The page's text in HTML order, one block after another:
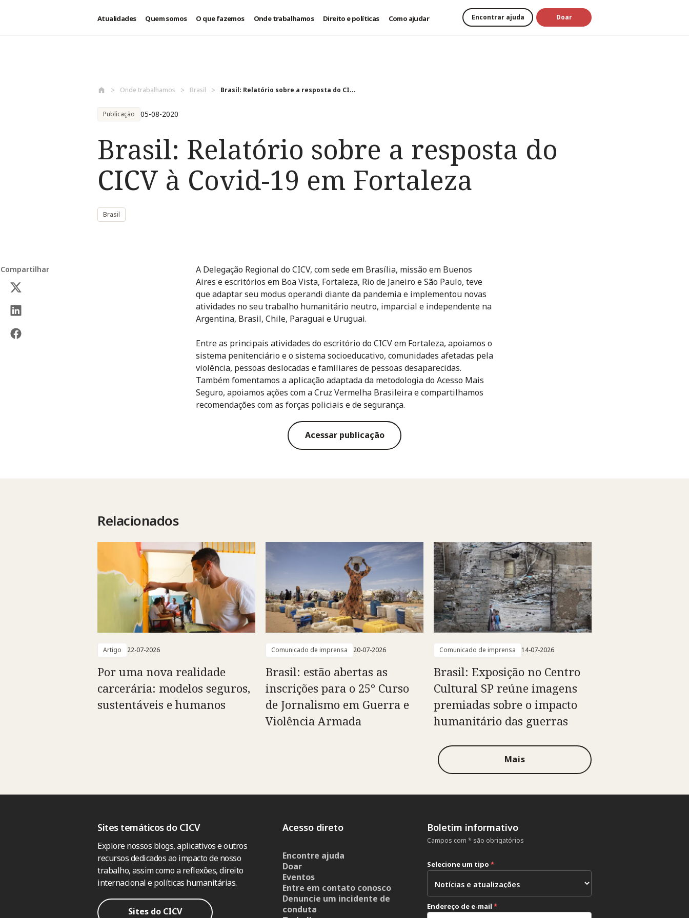
Atualidades Quem somos O que fazemos Onde trabalhamos Direito e políticas Como ajudar Encontrar ajuda Doar
Onde trabalhamos Brasil Brasil: Relatório sobre a resposta do CI...
Publicação 05-08-2020
Brasil: Relatório sobre a resposta do
CICV à Covid-19 em Fortaleza
Brasil
Compartilhar
A Delegação Regional do CICV, com sede em Brasília, missão em Buenos
Aires e escritórios em Boa Vista, Fortaleza, Rio de Janeiro e São Paulo, teve
que adaptar seu modus operandi diante da pandemia e implementou novas
atividades no seu trabalho humanitário neutro, imparcial e independente na
Argentina, Brasil, Chile, Paraguai e Uruguai.
Entre as principais atividades do escritório do CICV em Fortaleza, apoiamos o
sistema penitenciário e o sistema socioeducativo, comunidades afetadas pela
violência, pessoas deslocadas e familiares de pessoas desaparecidas.
Também fomentamos a aplicação adaptada da metodologia do Acesso Mais
Seguro, apoiamos ações com a Cruz Vermelha Brasileira e compartilhamos
recomendações com as forças policiais e de segurança.
Acessar publicação
Relacionados
Artigo 22-07-2026
Por uma nova realidade
carcerária: modelos seguros,
sustentáveis e humanos
Comunicado de imprensa 20-07-2026
Brasil: estão abertas as
inscrições para o 25º Curso
de Jornalismo em Guerra e
Violência Armada
Comunicado de imprensa 14-07-2026
Brasil: Exposição no Centro
Cultural SP reúne imagens
premiadas sobre o impacto
humanitário das guerras
Mais
Sites temáticos do CICV
Explore nossos blogs, aplicativos e outros
recursos dedicados ao impacto de nosso
trabalho, assim como a reflexões, direito
internacional e políticas humanitárias.
Sites do CICV
Acesso direto
Encontre ajuda
Doar
Eventos
Entre em contato conosco
Denuncie um incidente de
conduta
Boletim informativo
Campos com * são obrigatórios
Selecione um tipo *
Endereço de e-mail *